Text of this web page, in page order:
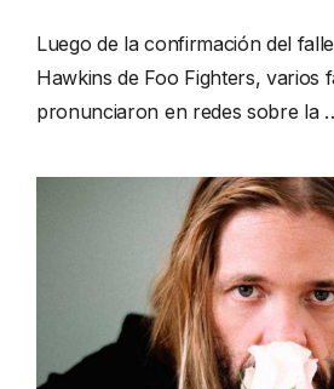
Luego de la confirmación del
Hawkins de Foo Fighters, varios
pronunciaron en redes sobre la